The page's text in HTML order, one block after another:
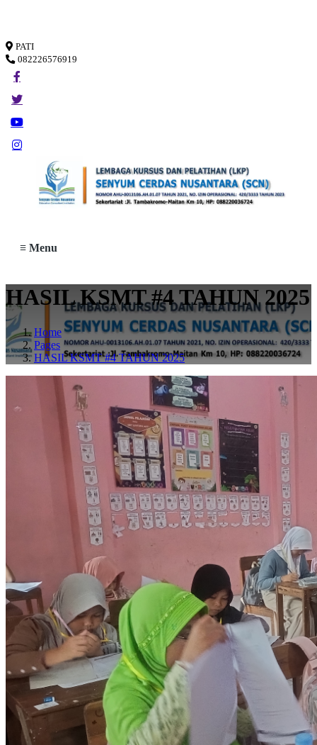
PATI
082226576919
≡ Menu
HASIL KSMT #4 TAHUN 2025
Home
Pages
HASIL KSMT #4 TAHUN 2025